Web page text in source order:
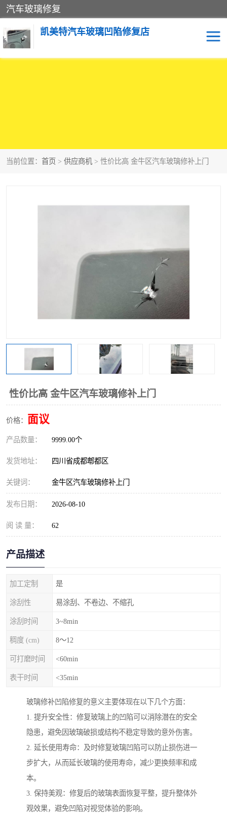
汽车玻璃修复
凯美特汽车玻璃凹陷修复店
当前位置： 首页 > 供应商机 > 性价比高 金牛区汽车玻璃修补上门
性价比高 金牛区汽车玻璃修补上门
价格： 面议
产品数量： 9999.00个
发货地址： 四川省成都郫都区
关键词： 金牛区汽车玻璃修补上门
发布日期： 2026-08-10
阅 读 量： 62
产品描述
加工定制 是
涂刮性 易涂刮、不卷边、不缩孔
涂刮时间 3~8min
稠度 (cm) 8～12
可打磨时间 <60min
表干时间 <35min
玻璃修补凹陷修复的意义主要体现在以下几个方面：
1. 提升安全性：修复玻璃上的凹陷可以消除潜在的安全
隐患，避免因玻璃破损或结构不稳定导致的意外伤害。
2. 延长使用寿命：及时修复玻璃凹陷可以防止损伤进一
步扩大，从而延长玻璃的使用寿命，减少更换频率和成
本。
3. 保持美观：修复后的玻璃表面恢复平整，提升整体外
观效果，避免凹陷对视觉体验的影响。